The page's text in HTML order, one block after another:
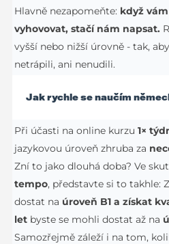
Hlavně nezapomeňte: když
vyhovovat, stačí nám napsat.
vyšší nebo nižší úrovně - tak,
netrápili, ani nenudili.
Jak rychle se naučím
Při účasti na online kurzu1×
jazykovou úroveň zhruba za
Zní to jako dlouhá doba? Ve
tempo, představte si to takhle:
dostat na úroveň B1 a získat
let byste se mohli dostat až na
Samozřejmě záleží i na tom,